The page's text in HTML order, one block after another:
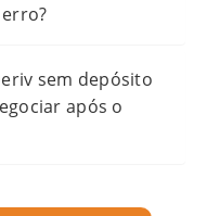
sem depósito
após o